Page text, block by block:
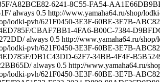
A82BCE82-6241-8C55-FA54-
always 0.5 http://www.yamaha64.ru/shop/
lodki-pvh/621F0450-3E3F-60BE-3E7B-
CBAF7BB1-4FA6-B00C-7384-
always 0.5 http://www.yamaha64.ru/
lodki-pvh/621F0450-3E3F-60BE-3E7B-
DB1C43DD-62F7-34BB-4F4F-
always 0.5 http://www.yamaha64.ru/
lodki-pvh/621F0450-3E3F-60BE-3E7B-